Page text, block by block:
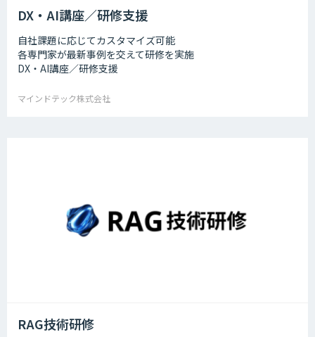
DX・AI講座／研修支援
自社課題に応じてカスタマイズ可能
各専門家が最新事例を交えて研修を実施
DX・AI講座／研修支援
マインドテック株式会社
RAG技術研修